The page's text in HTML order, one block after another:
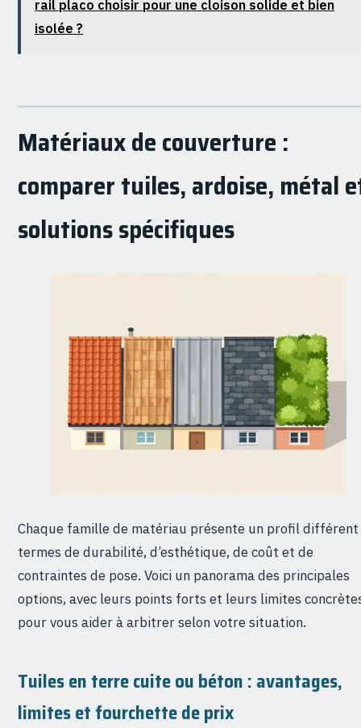
rail placo choisir pour une cloison solide et bien
isolée ?
Matériaux de couverture :
comparer tuiles, ardoise, métal
solutions spécifiques
Chaque famille de matériau présente un profil différent
termes de durabilité, d’esthétique, de coût et de
contraintes de pose. Voici un panorama des principales
options, avec leurs points forts et leurs limites
pour vous aider à arbitrer selon votre situation.
Tuiles en terre cuite ou béton : avantages,
limites et fourchette de prix